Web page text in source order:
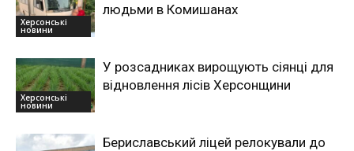
Херсонські
новини
людьми в Комишанах
Херсонські
новини
У розсадниках вирощують сіянці для
відновлення лісів Херсонщини
Бериславський ліцей релокували до